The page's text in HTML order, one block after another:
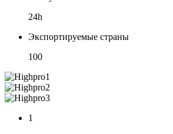
24h
Экспортируемые страны
100
1